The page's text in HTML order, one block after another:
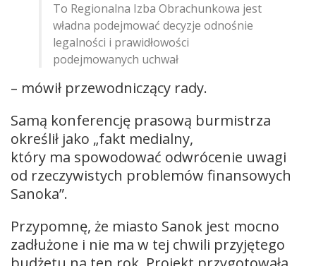
To Regionalna Izba Obrachunkowa jest
władna podejmować decyzje odnośnie
legalności i prawidłowości
podejmowanych uchwał
– mówił przewodniczący rady.
Samą konferencję prasową burmistrza
określił jako „fakt medialny,
który ma spowodować odwrócenie uwagi
od rzeczywistych problemów finansowych
Sanoka”.
Przypomnę, że miasto Sanok jest mocno
zadłużone i nie ma w tej chwili przyjętego